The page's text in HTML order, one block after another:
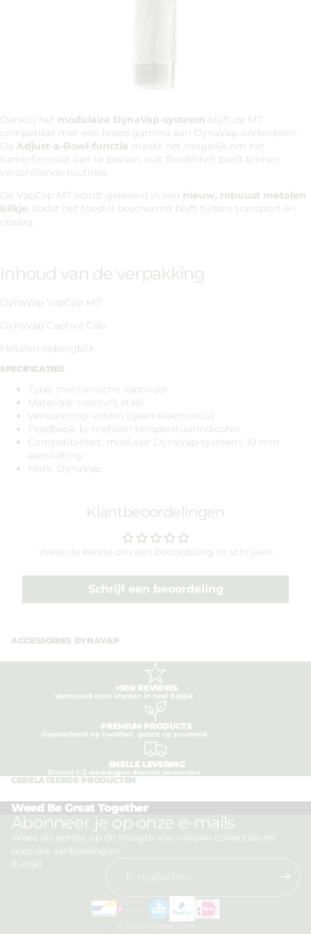
Dankzij het modulaire DynaVap-systeem blijft de M7
compatibel met een breed gamma aan DynaVap-onderdelen.
De Adjust-a-Bowl-functie maakt het mogelijk om het
kamerformaat aan te passen, wat flexibiliteit biedt binnen
verschillende routines.
De VapCap M7 wordt geleverd in een nieuw, robuust metalen
blikje, zodat het toestel beschermd blijft tijdens transport en
opslag.
Inhoud van de verpakking
DynaVap VapCap M7
DynaVap Captive Cap
Metalen opbergblik
SPECIFICATIES
Type: mechanische vaporizer
Materiaal: roestvrij staal
Verwarming: extern (geen elektronica)
Feedback: bi-metalen temperatuurindicator
Compatibiliteit: modulair DynaVap-systeem, 10 mm
aansluiting
Merk: DynaVap
Klantbeoordelingen
Wees de eerste om een beoordeling te schrijven
Schrijf een beoordeling
ACCESSOIRES DYNAVAP
+500 REVIEWS
Vertrouwd door klanten in heel België
PREMIUM PRODUCTS
Geselecteerd op kwaliteit, getest op puurheid
SNELLE LEVERING
Binnen 1–2 werkdagen discreet verzonden
GERELATEERDE PRODUCTEN
Weed Be Great Together
Abonneer je op onze e-mails
Wees als eerste op de hoogte van nieuwe collecties en
speciale aanbiedingen.
E-mail
House Jane
Privacybeleid
Terugbetalingsbeleid
Algemene voorwaarden
Wettelijke kennisgeving